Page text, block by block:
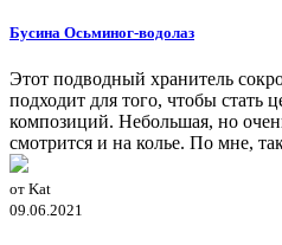
Бусина Осьминог-водолаз
Этот подводный хранитель
подходит для того, чтобы стать
композиций. Небольшая, но
смотрится и на колье. По мне,
от Kat
09.06.2021